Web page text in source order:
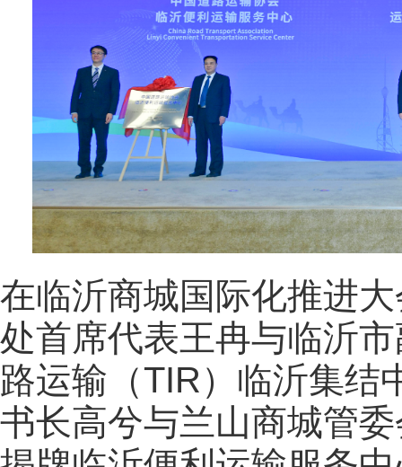
在临沂商城国际化推进
处首席代表王冉与临沂
路运输（TIR）临沂集结
书长高兮与兰山商城管